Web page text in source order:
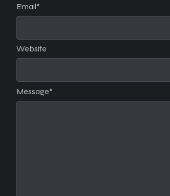
Message*
Email*
Website